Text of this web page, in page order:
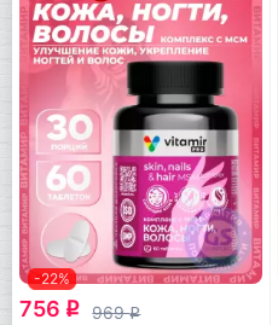
-22%
756 q 969q